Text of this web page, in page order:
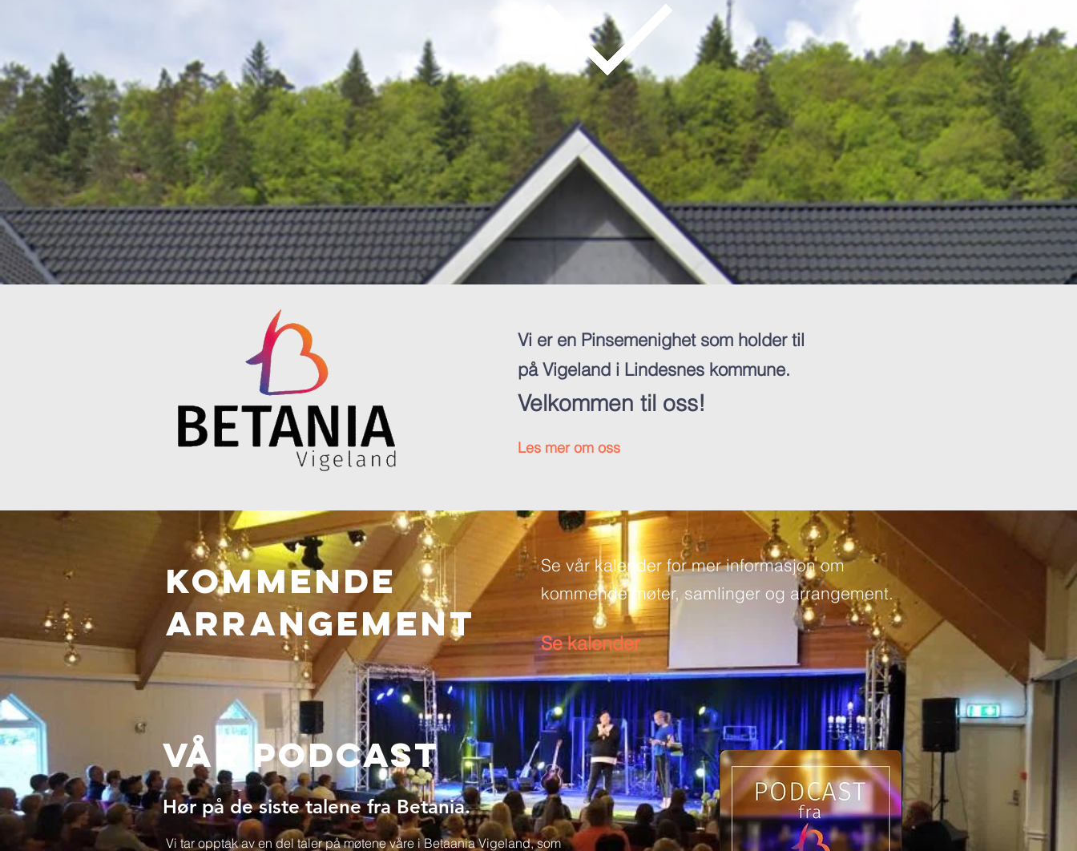
Vi er en Pinsemenighet som holder til
på Vigeland i Lindesnes kommune.
Velkommen til oss!
Les mer om oss
Kommende
ARRANGEMENT
Se vår kalender for mer informasjon om
kommende møter, samlinger og arrangement.
Se kalender
Vår Podcast
Hør på de siste talene fra Betania.
Vi tar opptak av en del taler på møtene våre i Betaania Vigeland, som